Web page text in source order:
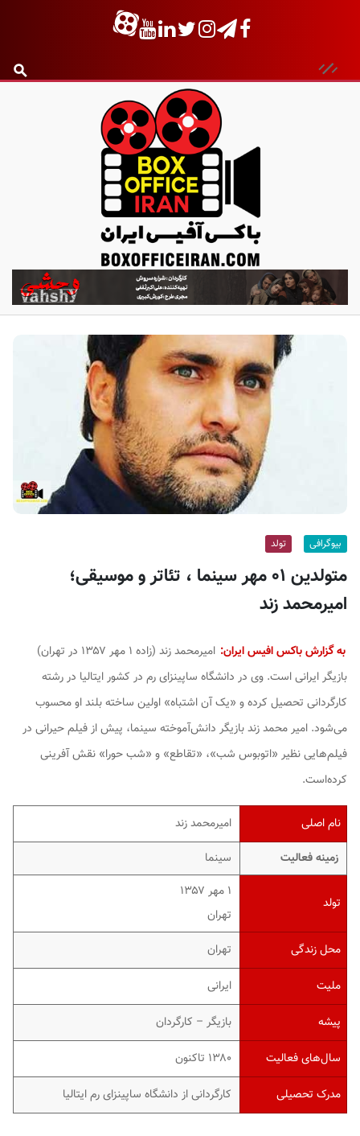
ب
ا
ک
س
ف
ی
س
ی
ر
بیوگرافی تولد
متولدین ۰۱ مهر سینما ، تئاتر و موسیقی؛
امیرمحمد زند
به گزارش باکس افیس ایران:
امیرمحمد زند (زاده ۱ مهر ۱۳۵۷ در تهران)
بازیگر ایرانی است. وی در دانشگاه ساپینزای رم در کشور ایتالیا در رشته
کارگردانی تحصیل کرده و «یک آن اشتباه» اولین ساخته بلند او محسوب
می‌شود. امیر محمد زند بازیگر دانش‌آموخته سینما، پیش از فیلم حیرانی در
فیلم‌هایی نظیر «اتوبوس شب»، «تقاطع» و «شب حورا» نقش آفرینی
کرده‌است.
نام اصلی
امیرمحمد زند
زمینه فعالیت
سینما
تولد
۱ مهر ۱۳۵۷
تهران
محل زندگی
تهران
ملیت
ایرانی
پیشه
بازیگر – کارگردان
سال‌های فعالیت
۱۳۸۰ تاکنون
مدرک تحصیلی
کارگردانی از دانشگاه ساپینزای رم ایتالیا